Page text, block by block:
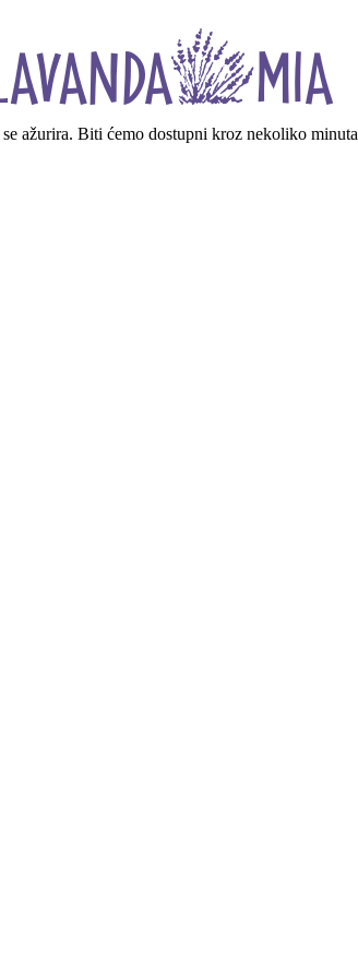
se ažurira. Biti ćemo dostupni kroz nekoliko minuta